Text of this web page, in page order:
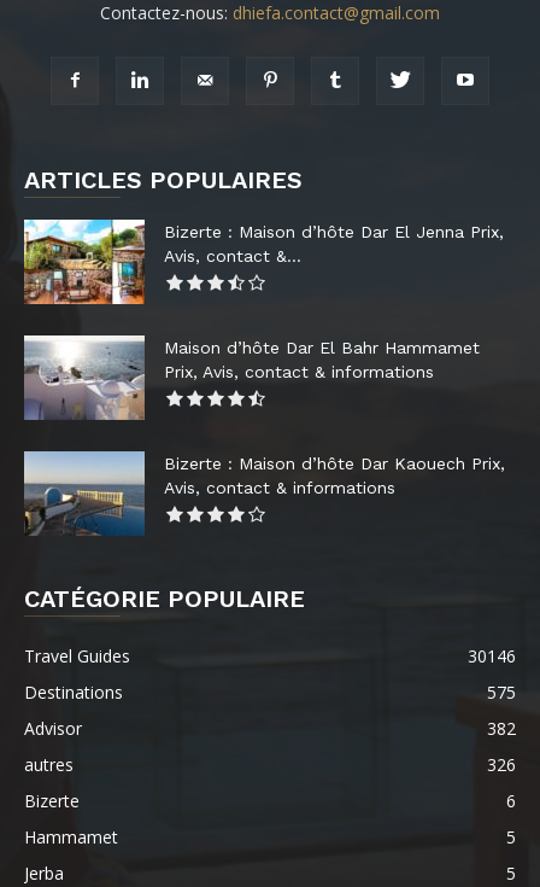
Contactez-nous: dhiefa.contact@gmail.com
ARTICLES POPULAIRES
Bizerte : Maison d’hôte Dar El Jenna Prix,
Avis, contact &...
Maison d’hôte Dar El Bahr Hammamet
Prix, Avis, contact & informations
Bizerte : Maison d’hôte Dar Kaouech Prix,
Avis, contact & informations
CATÉGORIE POPULAIRE
Travel Guides
30146
Destinations
575
Advisor
382
autres
326
Bizerte
6
Hammamet
5
Jerba
5